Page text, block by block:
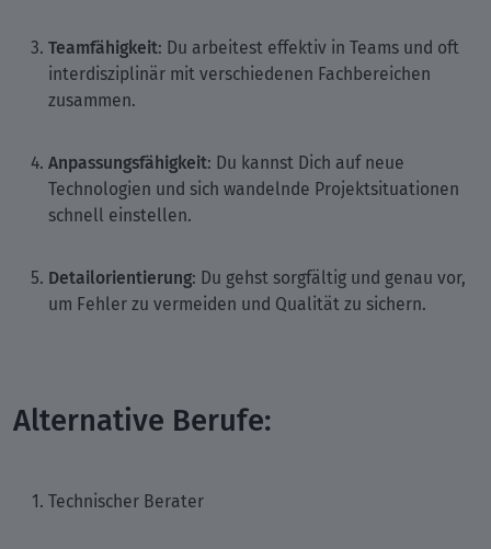
Teamfähigkeit: Du arbeitest effektiv in Teams und oft
interdisziplinär mit verschiedenen Fachbereichen
zusammen.
Anpassungsfähigkeit: Du kannst Dich auf neue
Technologien und sich wandelnde Projektsituationen
schnell einstellen.
Detailorientierung: Du gehst sorgfältig und genau vor,
um Fehler zu vermeiden und Qualität zu sichern.
Alternative Berufe:
Technischer Berater